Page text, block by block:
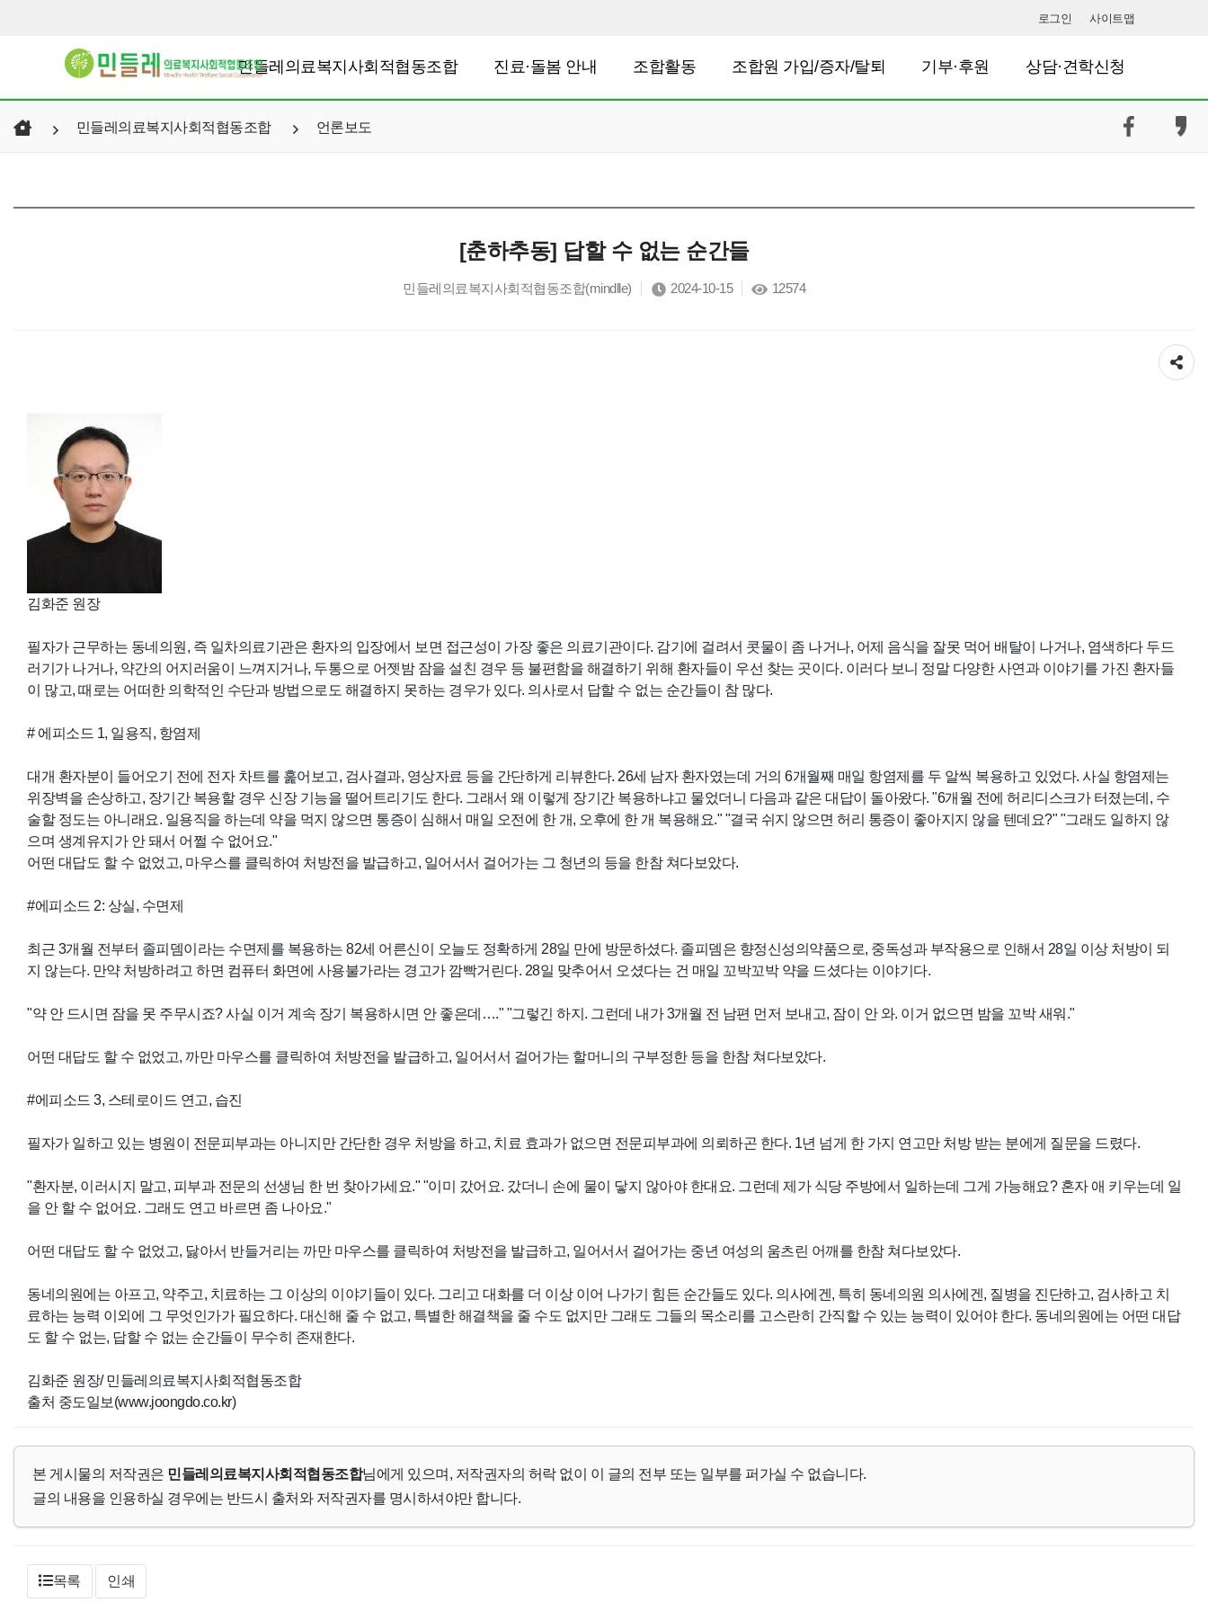
로그인 사이트맵
민들레의료복지사회적협동조합 진료·돌봄 안내 조합활동 조합원 가입/증자/탈퇴 기부·후원 상담·견학신청
민들레의료복지사회적협동조합 언론보도
[춘하추동] 답할 수 없는 순간들
민들레의료복지사회적협동조합(mindlle) 2024-10-15 12574
공유하기
김화준 원장
필자가 근무하는 동네의원, 즉 일차의료기관은 환자의 입장에서 보면 접근성이 가장 좋은 의료기관이다. 감기에 걸려서 콧물이 좀 나거나, 어제 음식을 잘못 먹어 배탈이 나거나, 염색하다 두드
러기가 나거나, 약간의 어지러움이 느껴지거나, 두통으로 어젯밤 잠을 설친 경우 등 불편함을 해결하기 위해 환자들이 우선 찾는 곳이다. 이러다 보니 정말 다양한 사연과 이야기를 가진 환자들
이 많고, 때로는 어떠한 의학적인 수단과 방법으로도 해결하지 못하는 경우가 있다. 의사로서 답할 수 없는 순간들이 참 많다.
# 에피소드 1, 일용직, 항염제
대개 환자분이 들어오기 전에 전자 차트를 훑어보고, 검사결과, 영상자료 등을 간단하게 리뷰한다. 26세 남자 환자였는데 거의 6개월째 매일 항염제를 두 알씩 복용하고 있었다. 사실 항염제는
위장벽을 손상하고, 장기간 복용할 경우 신장 기능을 떨어트리기도 한다. 그래서 왜 이렇게 장기간 복용하냐고 물었더니 다음과 같은 대답이 돌아왔다. "6개월 전에 허리디스크가 터졌는데, 수
술할 정도는 아니래요. 일용직을 하는데 약을 먹지 않으면 통증이 심해서 매일 오전에 한 개, 오후에 한 개 복용해요." "결국 쉬지 않으면 허리 통증이 좋아지지 않을 텐데요?" "그래도 일하지 않
으며 생계유지가 안 돼서 어쩔 수 없어요."
어떤 대답도 할 수 없었고, 마우스를 클릭하여 처방전을 발급하고, 일어서서 걸어가는 그 청년의 등을 한참 쳐다보았다.
#에피소드 2: 상실, 수면제
최근 3개월 전부터 졸피뎀이라는 수면제를 복용하는 82세 어른신이 오늘도 정확하게 28일 만에 방문하셨다. 졸피뎀은 향정신성의약품으로, 중독성과 부작용으로 인해서 28일 이상 처방이 되
지 않는다. 만약 처방하려고 하면 컴퓨터 화면에 사용불가라는 경고가 깜빡거린다. 28일 맞추어서 오셨다는 건 매일 꼬박꼬박 약을 드셨다는 이야기다.
"약 안 드시면 잠을 못 주무시죠? 사실 이거 계속 장기 복용하시면 안 좋은데…." "그렇긴 하지. 그런데 내가 3개월 전 남편 먼저 보내고, 잠이 안 와. 이거 없으면 밤을 꼬박 새워."
어떤 대답도 할 수 없었고, 까만 마우스를 클릭하여 처방전을 발급하고, 일어서서 걸어가는 할머니의 구부정한 등을 한참 쳐다보았다.
#에피소드 3, 스테로이드 연고, 습진
필자가 일하고 있는 병원이 전문피부과는 아니지만 간단한 경우 처방을 하고, 치료 효과가 없으면 전문피부과에 의뢰하곤 한다. 1년 넘게 한 가지 연고만 처방 받는 분에게 질문을 드렸다.
"환자분, 이러시지 말고, 피부과 전문의 선생님 한 번 찾아가세요." "이미 갔어요. 갔더니 손에 물이 닿지 않아야 한대요. 그런데 제가 식당 주방에서 일하는데 그게 가능해요? 혼자 애 키우는데 일
을 안 할 수 없어요. 그래도 연고 바르면 좀 나아요."
어떤 대답도 할 수 없었고, 닳아서 반들거리는 까만 마우스를 클릭하여 처방전을 발급하고, 일어서서 걸어가는 중년 여성의 움츠린 어깨를 한참 쳐다보았다.
동네의원에는 아프고, 약주고, 치료하는 그 이상의 이야기들이 있다. 그리고 대화를 더 이상 이어 나가기 힘든 순간들도 있다. 의사에겐, 특히 동네의원 의사에겐, 질병을 진단하고, 검사하고 치
료하는 능력 이외에 그 무엇인가가 필요하다. 대신해 줄 수 없고, 특별한 해결책을 줄 수도 없지만 그래도 그들의 목소리를 고스란히 간직할 수 있는 능력이 있어야 한다. 동네의원에는 어떤 대답
도 할 수 없는, 답할 수 없는 순간들이 무수히 존재한다.
김화준 원장/ 민들레의료복지사회적협동조합
출처 중도일보(www.joongdo.co.kr)
본 게시물의 저작권은 민들레의료복지사회적협동조합님에게 있으며, 저작권자의 허락 없이 이 글의 전부 또는 일부를 퍼가실 수 없습니다.
글의 내용을 인용하실 경우에는 반드시 출처와 저작권자를 명시하셔야만 합니다.
목록 인쇄